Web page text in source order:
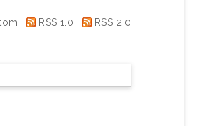
RSS 1.0 RSS 2.0